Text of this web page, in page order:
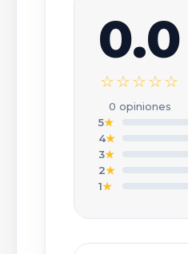
0.0
☆☆☆☆☆
0 opiniones
5★
4★
3★
2★
1★
Escribir tu opinión
CALIFICACIÓN *
★
★
TU NOMBRE O APODO *